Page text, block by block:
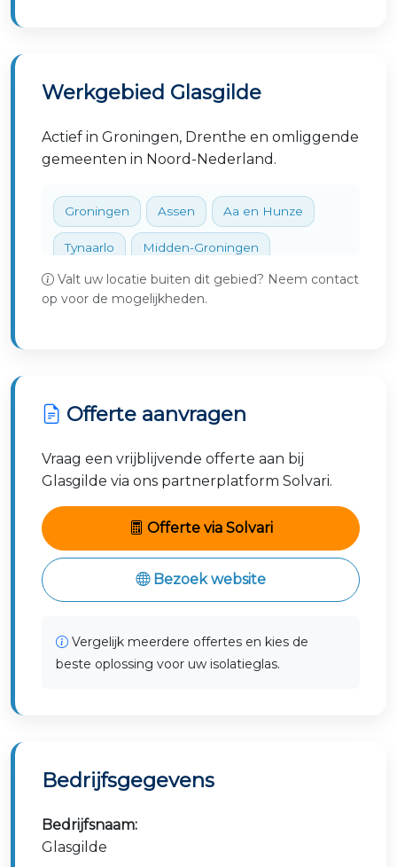
Werkgebied Glasgilde
Actief in Groningen, Drenthe en omliggende
gemeenten in Noord-Nederland.
Groningen Assen Aa en Hunze
Tynaarlo Midden-Groningen
Veendam Stadskanaal
Valt uw locatie buiten dit gebied? Neem contact
op voor de mogelijkheden.
Offerte aanvragen
Vraag een vrijblijvende offerte aan bij
Glasgilde via ons partnerplatform Solvari.
Offerte via Solvari
Bezoek website
Vergelijk meerdere offertes en kies de
beste oplossing voor uw isolatieglas.
Bedrijfsgegevens
Bedrijfsnaam:
Glasgilde